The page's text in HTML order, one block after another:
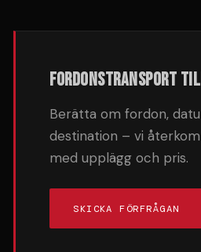
FORDONSTRANSPORT
Berätta om fordon,
destination – vi
med upplägg och pris.
SKICKA FÖRFRÅGAN